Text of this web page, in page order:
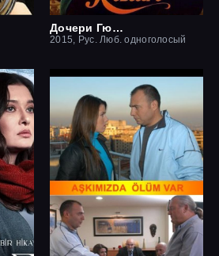
Дочери Гюнеш
2015, Рус. Люб. одноголосый